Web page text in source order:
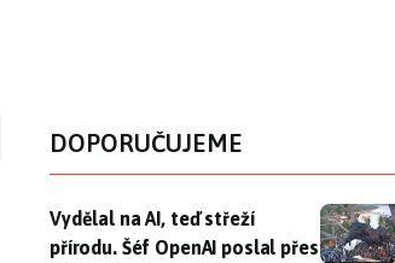
DOPORUČUJEME
Vydělal na AI, teď střeží přírodu. Šéf
Vydělal na AI, teď střeží
přírodu. Šéf OpenAI poslal přes